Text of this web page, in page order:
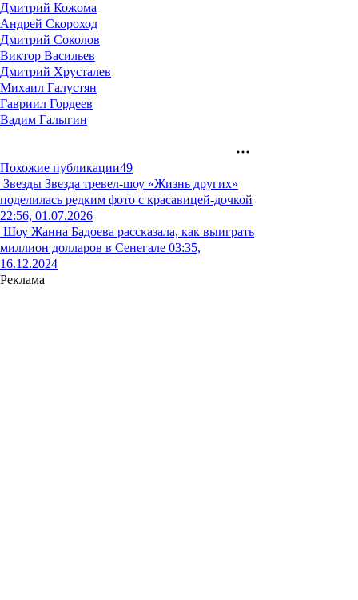
Дмитрий Кожома
Андрей Скороход
Дмитрий Соколов
Виктор Васильев
Дмитрий Хрусталев
Михаил Галустян
Гавриил Гордеев
Вадим Галыгин
Похожие публикации49
Звезды Звезда тревел-шоу «Жизнь других»
поделилась редким фото с красавицей-дочкой
22:56, 01.07.2026
Шоу Жанна Бадоева рассказала, как выиграть
миллион долларов в Сенегале 03:35,
16.12.2024
Реклама